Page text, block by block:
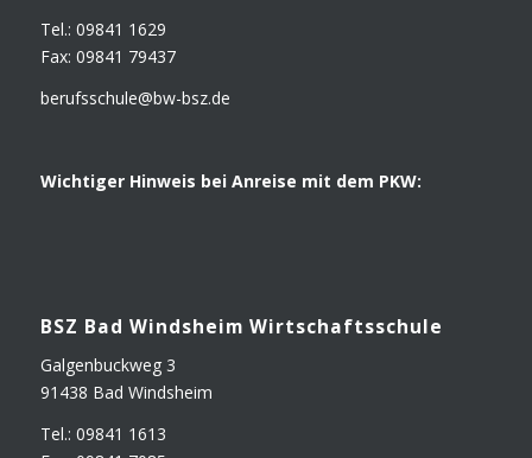
Tel.: 09841 1629
Fax: 09841 79437
berufsschule@​bw-​bsz.​de
Wich­ti­ger Hin­weis bei Anrei­se mit dem PKW:
BSZ Bad Winds­heim Wirtschaftsschule
Gal­gen­buck­weg 3
91438 Bad Windsheim
Tel.: 09841 1613